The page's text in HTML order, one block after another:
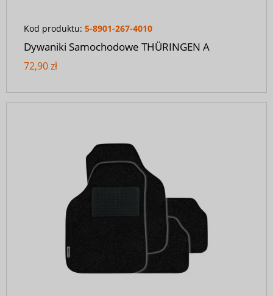
Kod produktu: 5-8901-267-4010
Dywaniki Samochodowe THÜRINGEN A
72,90 zł